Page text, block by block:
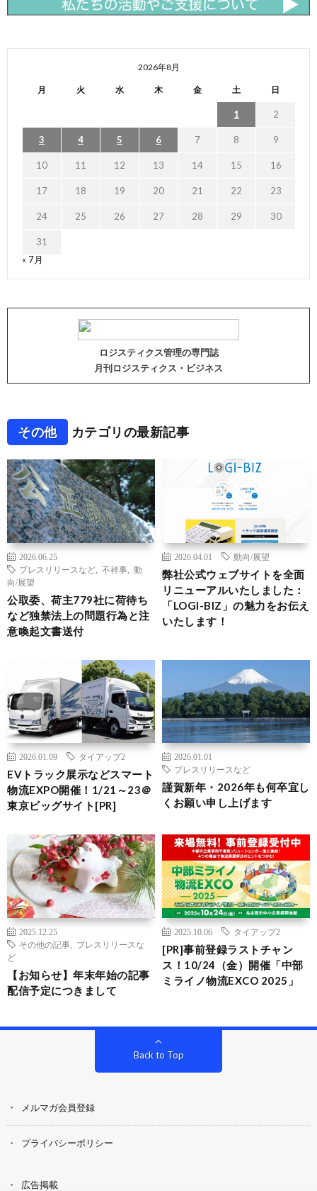
2026年8月
月 火 水 木 金 土 日
1 2
3 4 5 6 7 8 9
10 11 12 13 14 15 16
17 18 19 20 21 22 23
24 25 26 27 28 29 30
31
« 7月
ロジスティクス管理の専門誌
月刊ロジスティクス・ビジネス
その他 カテゴリの最新記事
2026.06.25
プレスリリースなど
不祥事
動
向/展望
公取委、荷主779社に荷待ち
など独禁法上の問題行為と注
意喚起文書送付
2026.04.01 動向/展望
弊社公式ウェブサイトを全面
リニューアルいたしました：
「LOGI-BIZ」の魅力をお伝え
いたします！
2026.01.09 タイアップ2
EVトラック展示などスマート
物流EXPO開催！1/21～23＠
東京ビッグサイト[PR]
2026.01.01
プレスリリースなど
謹賀新年・2026年も何卒宜し
くお願い申し上げます
2025.12.25
その他の記事
プレスリリースな
ど
【お知らせ】年末年始の記事
配信予定につきまして
2025.10.06 タイアップ2
[PR]事前登録ラストチャン
ス！10/24（金）開催「中部
ミライノ物流EXCO 2025」
Back to Top
メルマガ会員登録
プライバシーポリシー
広告掲載